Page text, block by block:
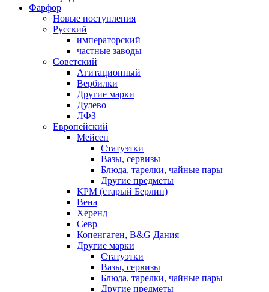
Фарфор
Новые поступления
Русский
императорский
частные заводы
Советский
Агитационный
Вербилки
Другие марки
Дулево
ЛФЗ
Европейский
Мейсен
Статуэтки
Вазы, сервизы
Блюда, тарелки, чайные пары
Другие предметы
КРМ (старый Берлин)
Вена
Херенд
Севр
Копенгаген, B&G Дания
Другие марки
Статуэтки
Вазы, сервизы
Блюда, тарелки, чайные пары
Другие предметы